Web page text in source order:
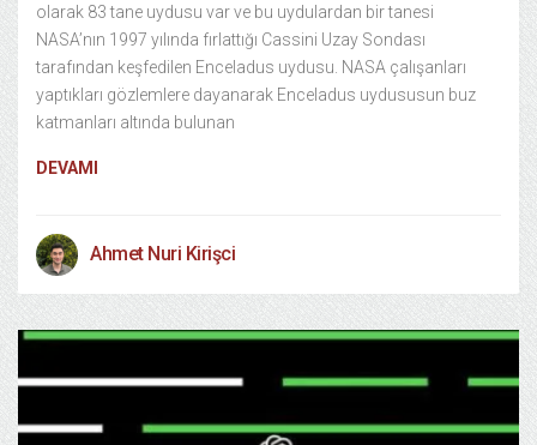
olarak 83 tane uydusu var ve bu uydulardan bir tanesi
NASA’nın 1997 yılında fırlattığı Cassini Uzay Sondası
tarafından keşfedilen Enceladus uydusu. NASA çalışanları
yaptıkları gözlemlere dayanarak Enceladus uydususun buz
katmanları altında bulunan
DEVAMI
Ahmet Nuri Kirişci